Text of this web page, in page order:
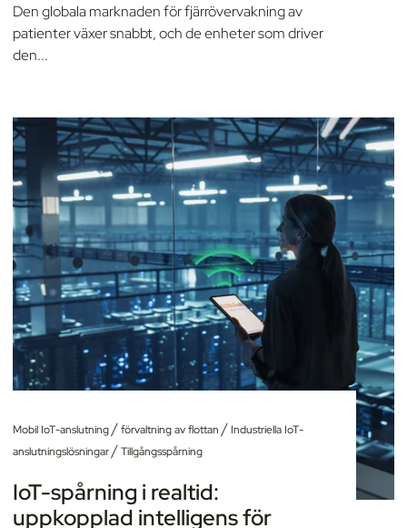
Den globala marknaden för fjärrövervakning av
patienter växer snabbt, och de enheter som driver
den...
Mobil IoT-anslutning/förvaltning av flottan / Industriella IoT-
anslutningslösningar/Tillgångsspårning
IoT-spårning i realtid:
uppkopplad intelligens för